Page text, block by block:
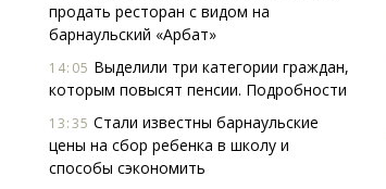
продать ресторан с видом на
барнаульский «Арбат»
14:05 Выделили три категории граждан,
которым повысят пенсии. Подробности
13:35 Стали известны барнаульские
цены на сбор ребенка в школу и
способы сэкономить